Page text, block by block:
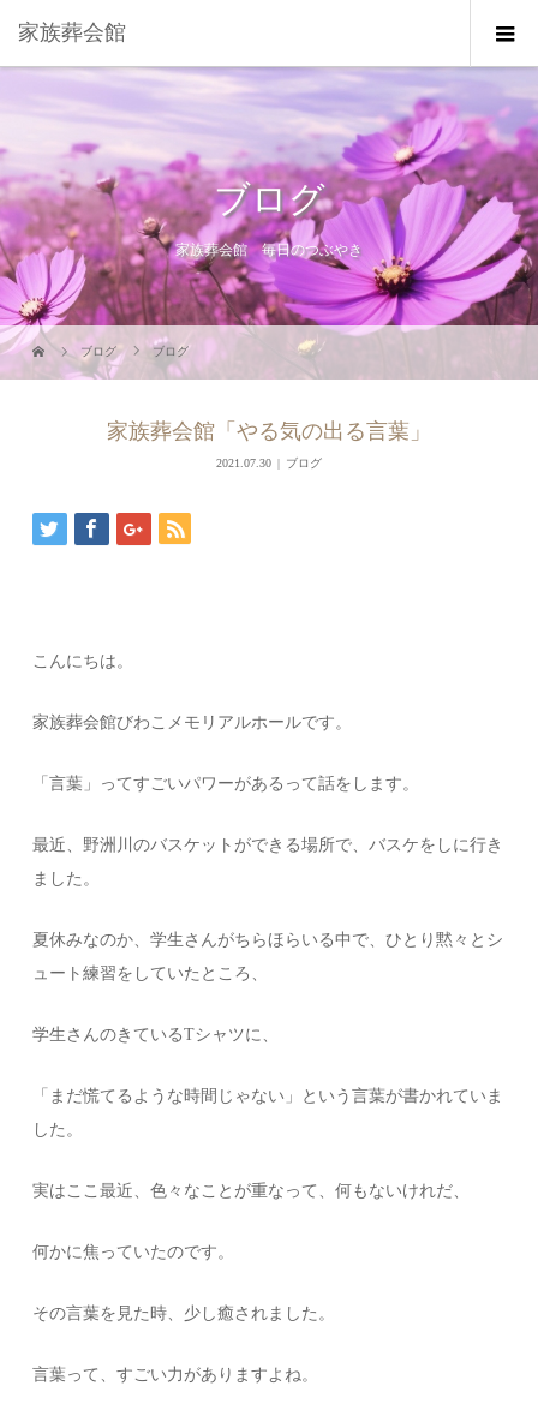
家族葬会館
ブログ
家族葬会館 毎日のつぶやき
ブログ ブログ
家族葬会館「やる気の出る言葉」
2021.07.30 ブログ
こんにちは。
家族葬会館びわこメモリアルホールです。
「言葉」ってすごいパワーがあるって話をします。
最近、野洲川のバスケットができる場所で、バスケをしに行き
ました。
夏休みなのか、学生さんがちらほらいる中で、ひとり黙々とシ
ュート練習をしていたところ、
学生さんのきているTシャツに、
「まだ慌てるような時間じゃない」という言葉が書かれていま
した。
実はここ最近、色々なことが重なって、何もないけれだ、
何かに焦っていたのです。
その言葉を見た時、少し癒されました。
言葉って、すごい力がありますよね。